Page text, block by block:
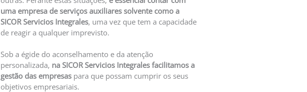
uma empresa de serviços auxiliares solvente como a
SICOR Servicios Integrales, uma vez que tem a capacidade
de reagir a qualquer imprevisto.
Sob a égide do aconselhamento e da atenção
personalizada, na SICOR Servicios Integrales facilitamos a
gestão das empresas para que possam cumprir os seus
objetivos empresariais.